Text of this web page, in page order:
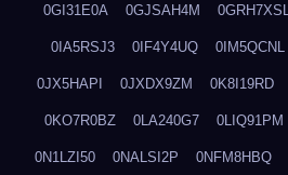
0GI31E0A 0GJSAH4M 0GRH7XSL
0IA5RSJ3 0IF4Y4UQ 0IM5QCNL
0JX5HAPI 0JXDX9ZM 0K8I19RD
0KO7R0BZ 0LA240G7 0LIQ91PM
0N1LZI50 0NALSI2P 0NFM8HBQ